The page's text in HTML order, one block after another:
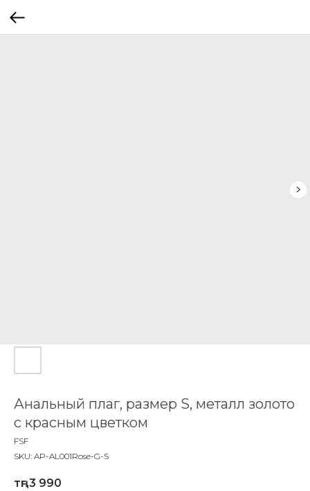
Анальный плаг, размер S, металл золото
с красным цветком
FSF
SKU: AP-AL001Rose-G-S
тңг.3 990